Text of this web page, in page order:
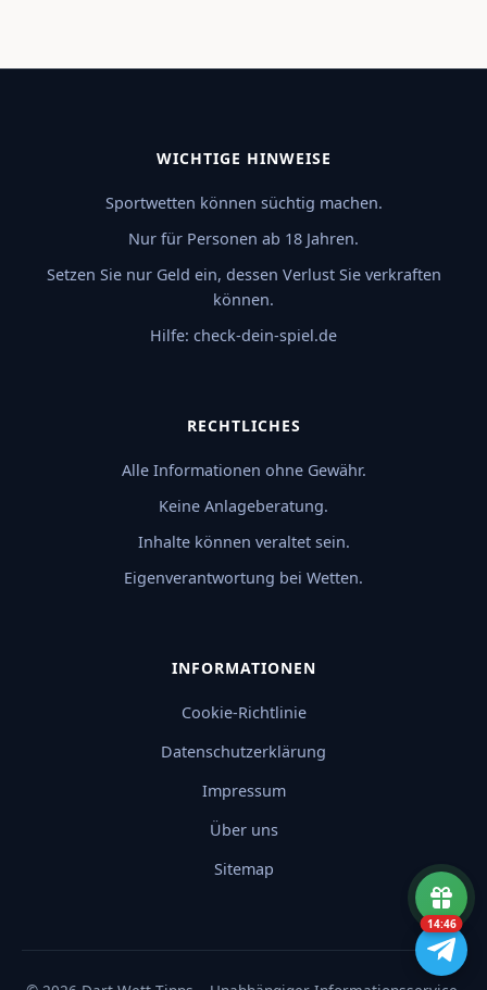
WICHTIGE HINWEISE
Sportwetten können süchtig machen.
Nur für Personen ab 18 Jahren.
Setzen Sie nur Geld ein, dessen Verlust Sie verkraften
können.
Hilfe: check-dein-spiel.de
RECHTLICHES
Alle Informationen ohne Gewähr.
Keine Anlageberatung.
Inhalte können veraltet sein.
Eigenverantwortung bei Wetten.
INFORMATIONEN
Cookie-Richtlinie
Datenschutzerklärung
Impressum
Über uns
Sitemap
14:46